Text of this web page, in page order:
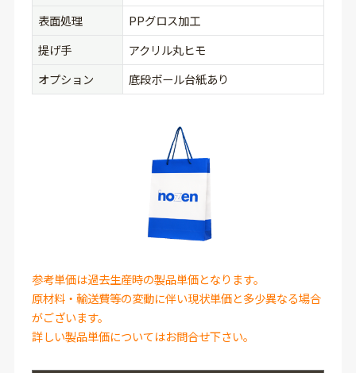
表面処理
PPグロス加工
提げ手
アクリル丸ヒモ
オプション
底段ボール台紙あり
参考単価は過去生産時の製品単価となります。
原材料・輸送費等の変動に伴い現状単価と多少異なる場合
がございます。
詳しい製品単価についてはお問合せ下さい。